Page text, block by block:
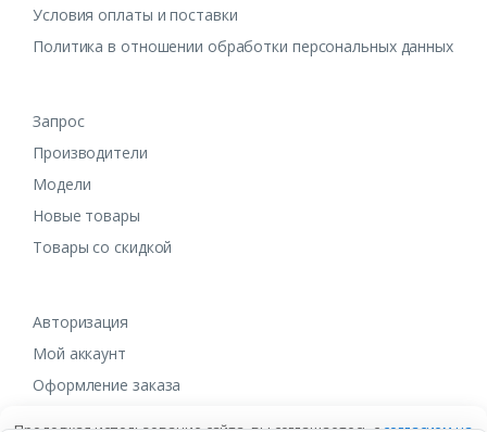
Условия оплаты и поставки
Политика в отношении обработки персональных данных
Запрос
Производители
Модели
Новые товары
Товары со скидкой
Авторизация
Мой аккаунт
Оформление заказа